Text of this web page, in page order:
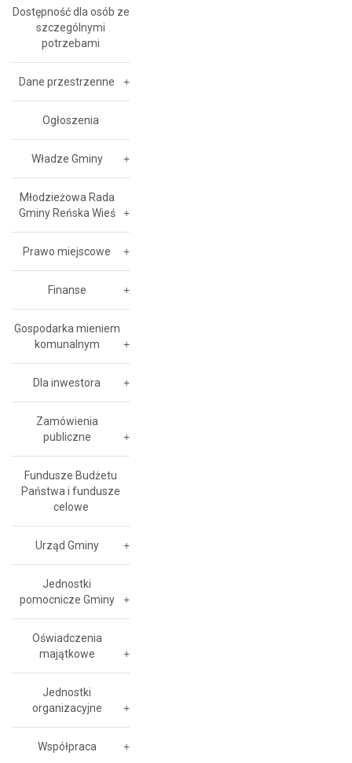
Dostępność dla osób ze
szczególnymi
potrzebami
Dane przestrzenne
Ogłoszenia
Władze Gminy
Młodzieżowa Rada
Gminy Reńska Wieś
Prawo miejscowe
Finanse
Gospodarka mieniem
komunalnym
Dla inwestora
Zamówienia
publiczne
Fundusze Budżetu
Państwa i fundusze
celowe
Urząd Gminy
Jednostki
pomocnicze Gminy
Oświadczenia
majątkowe
Jednostki
organizacyjne
Współpraca